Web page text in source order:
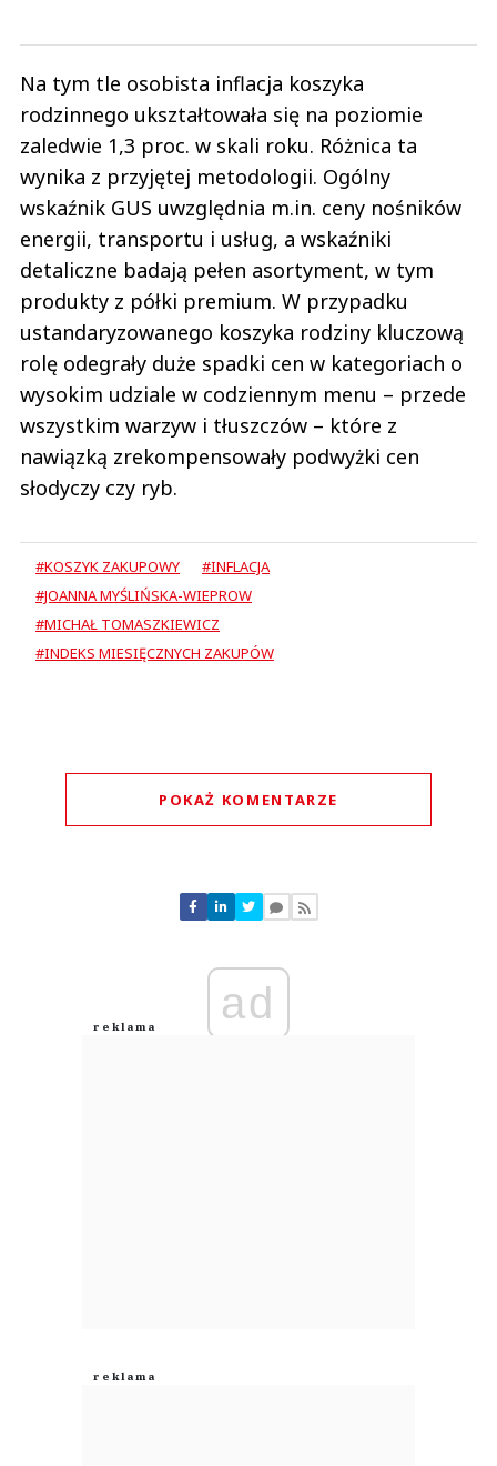
Na tym tle osobista inflacja koszyka
rodzinnego ukształtowała się na poziomie
zaledwie 1,3 proc. w skali roku. Różnica ta
wynika z przyjętej metodologii. Ogólny
wskaźnik GUS uwzględnia m.in. ceny nośników
energii, transportu i usług, a wskaźniki
detaliczne badają pełen asortyment, w tym
produkty z półki premium. W przypadku
ustandaryzowanego koszyka rodziny kluczową
rolę odegrały duże spadki cen w kategoriach o
wysokim udziale w codziennym menu – przede
wszystkim warzyw i tłuszczów – które z
nawiązką zrekompensowały podwyżki cen
słodyczy czy ryb.
#KOSZYK ZAKUPOWY
#INFLACJA
#JOANNA MYŚLIŃSKA-WIEPROW
#MICHAŁ TOMASZKIEWICZ
#INDEKS MIESIĘCZNYCH ZAKUPÓW
POKAŻ KOMENTARZE
Nie znaleziono komentarzy
Zostaw swoje komentarze
Anuluj
ad